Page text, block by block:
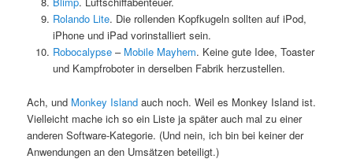
Rolando Lite. Die rollenden Kopfkugeln sollten auf iPod,
iPhone und iPad vorinstalliert sein.
Robocalypse– Mobile Mayhem. Keine gute Idee, Toaster
und Kampfroboter in derselben Fabrik herzustellen.
Ach, und Monkey Island auch noch. Weil es Monkey Island ist.
Vielleicht mache ich so ein Liste ja später auch mal zu einer
anderen Software-Kategorie. (Und nein, ich bin bei keiner der
Anwendungen an den Umsätzen beteiligt.)